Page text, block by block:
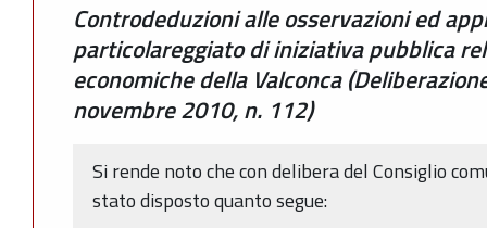
Controdeduzioni alle osservazioni ed
particolareggiato di iniziativa pubblica
economiche della Valconca
novembre 2010, n. 112)
Si rende noto che con delibera del Consiglio
stato disposto quanto segue: